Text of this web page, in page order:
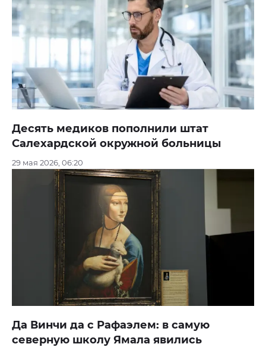
Десять медиков пополнили штат
Салехардской окружной больницы
29 мая 2026, 06:20
Да Винчи да с Рафаэлем: в самую
северную школу Ямала явились